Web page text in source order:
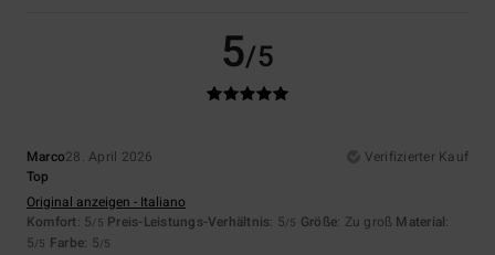
5/5
Marco28. April 2026
Verifizierter Kauf
Top
Original anzeigen - Italiano
Komfort: 5/5 Preis-Leistungs-Verhältnis: 5/5 Größe: Zu groß Material:
5/5 Farbe: 5/5